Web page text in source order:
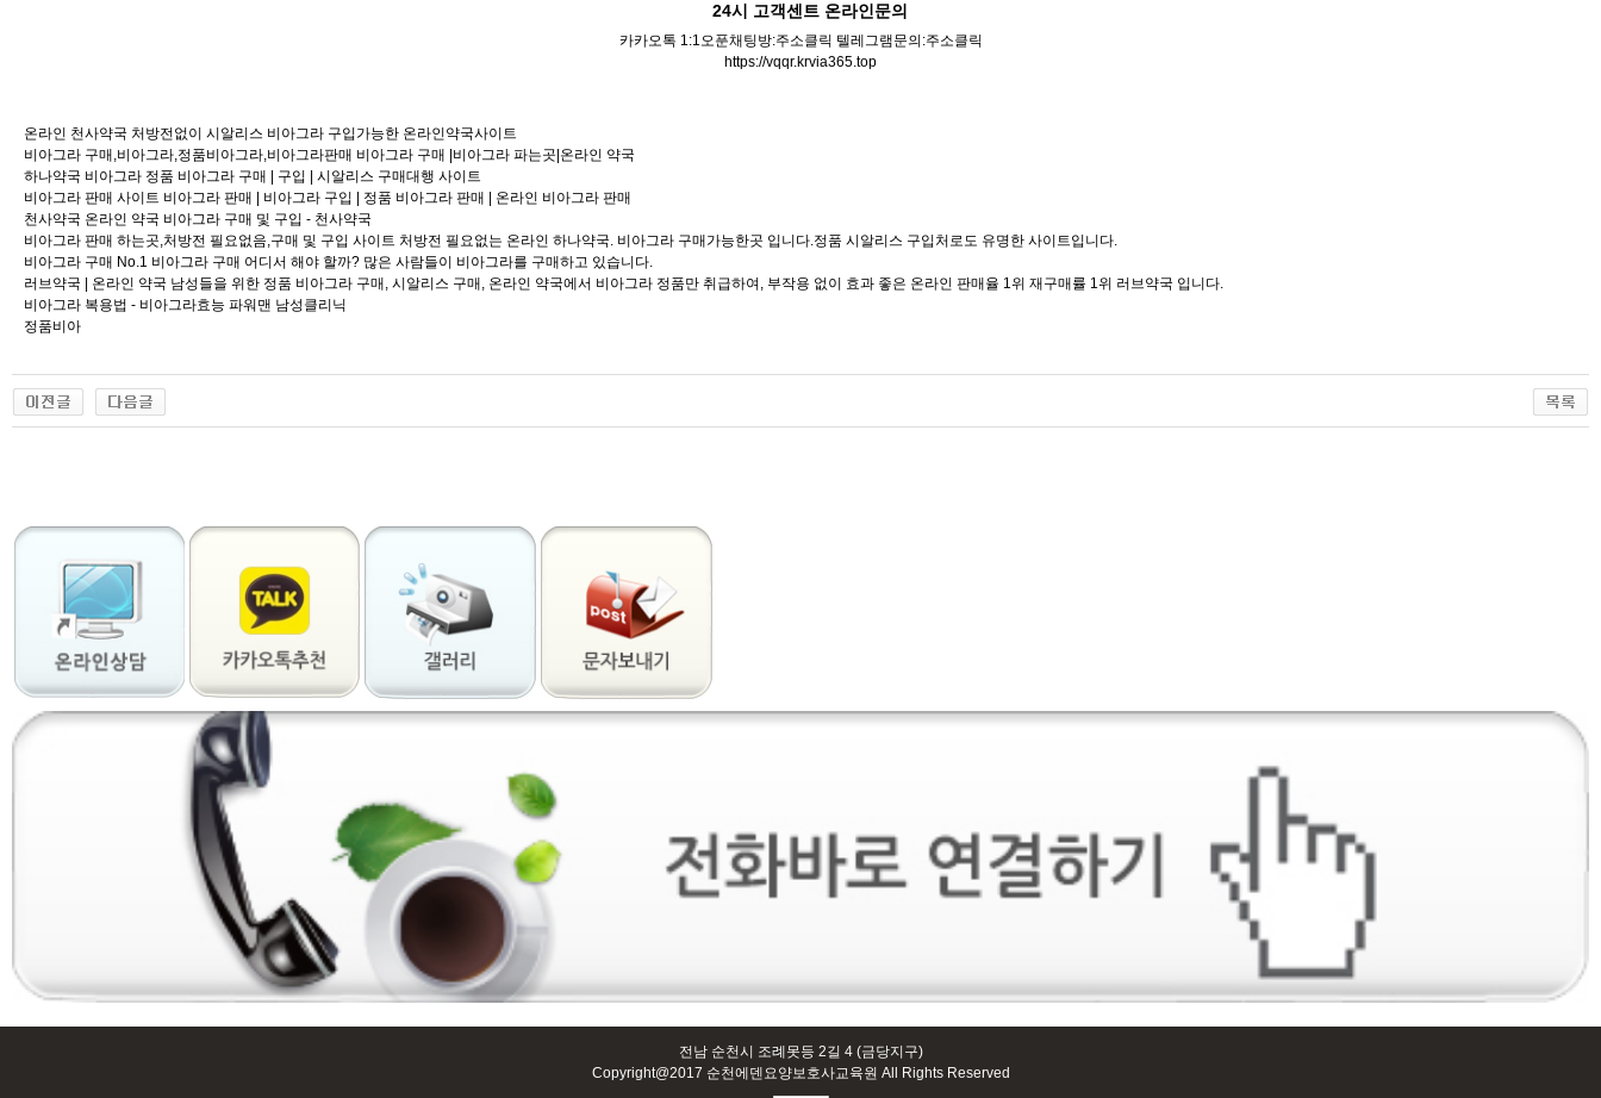
24시 고객센트 온라인문의
카카오톡 1:1오푼채팅방:주소클릭 텔레그램문의:주소클릭
https://vqqr.krvia365.top
온라인 천사약국 처방전없이 시알리스 비아그라 구입가능한 온라인약국사이트
비아그라 구매,비아그라,정품비아그라,비아그라판매 비아그라 구매 |비아그라 파는곳|온라인 약국
하나약국 비아그라 정품 비아그라 구매 | 구입 | 시알리스 구매대행 사이트
비아그라 판매 사이트 비아그라 판매 | 비아그라 구입 | 정품 비아그라 판매 | 온라인 비아그라 판매
천사약국 온라인 약국 비아그라 구매 및 구입 - 천사약국
비아그라 판매 하는곳,처방전 필요없음,구매 및 구입 사이트 처방전 필요없는 온라인 하나약국. 비아그라 구매가능한곳 입니다.정품 시알리스 구입처로도 유명한 사이트입니다.
비아그라 구매 No.1 비아그라 구매 어디서 해야 할까? 많은 사람들이 비아그라를 구매하고 있습니다.
러브약국 | 온라인 약국 남성들을 위한 정품 비아그라 구매, 시알리스 구매, 온라인 약국에서 비아그라 정품만 취급하여, 부작용 없이 효과 좋은 온라인 판매율 1위 재구매률 1위 러브약국 입니다.
비아그라 복용법 - 비아그라효능 파워맨 남성클리닉
정품비아
마
마
장
전남 순천시 조례못등 2길 4 (금당지구)
Copyright@2017 순천에덴요양보호사교육원 All Rights Reserved